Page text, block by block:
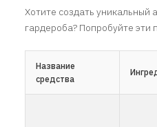
Хотите создать уникальный
гардероба? Попробуйте эти
Название
средства